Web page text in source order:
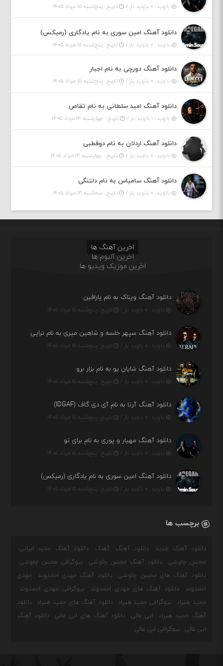
بازدید : ۰ بازدید بار / تاریخ : پنج‌شنبه ۱۵ مرداد ۱۴۰۵
دانلود آهنگ امین سوری به نام یادگاری (رمیکس)
بازدید : ۰ بازدید بار / تاریخ : پنج‌شنبه ۱۵ مرداد ۱۴۰۵
دانلود آهنگ دورچی به نام اجبار
بازدید : ۰ بازدید بار / تاریخ : پنج‌شنبه ۱۵ مرداد ۱۴۰۵
دانلود آهنگ امید سلطانی به نام تقاص
بازدید : ۱ بازدید بار / تاریخ : چهارشنبه ۱۴ مرداد ۱۴۰۵
دانلود آهنگ اردلان به نام دوقطبی
بازدید : ۰ بازدید بار / تاریخ : چهارشنبه ۱۴ مرداد ۱۴۰۵
دانلود آهنگ سامیاس به نام دلتنگی
بازدید : ۰ بازدید بار / تاریخ : سه‌شنبه ۱۳ مرداد ۱۴۰۵
اخرین آهنگ ها
اخرین آلبوم ها
اخرین موزیک ویدیو ها
دانلود آهنگ ویناک به نام پارافین
بازدید : ۰ بازدید بار / تاریخ : پنج‌شنبه ۱۵ مرداد ۱۴۰۵
دانلود آهنگ سپهر خلسه و شاهین میری به نام تراپی
بازدید : ۰ بازدید بار / تاریخ : پنج‌شنبه ۱۵ مرداد ۱۴۰۵
دانلود آهنگ شایان یو به نام بزار برو
بازدید : ۰ بازدید بار / تاریخ : پنج‌شنبه ۱۵ مرداد ۱۴۰۵
دانلود آهنگ آرتا به نام آی دی گاف (IDGAF)
بازدید : ۰ بازدید بار / تاریخ : پنج‌شنبه ۱۵ مرداد ۱۴۰۵
دانلود آهنگ مهیار و پوری به نام برای تو
بازدید : ۰ بازدید بار / تاریخ : پنج‌شنبه ۱۵ مرداد ۱۴۰۵
دانلود آهنگ امین سوری به نام یادگاری (رمیکس)
بازدید : ۰ بازدید بار / تاریخ : پنج‌شنبه ۱۵ مرداد ۱۴۰۵
برچسب ها
دانلود آهنگ جدید دانلود آهنگ آهنگ
دانلود آهنگ جدید ایرانی
محسن چاوشی
دانلود آهنگ محسن چاوشی
بیوگرافی محسن چاوشی
دانلود آهنگ های محسن چاوشی
دانلود آهنگ مهدی احمدوند
مهدی
احمدوند
دانلود آهنگ های مهدی احمدوند
بیوگرافی مهدی احمدوند
حمید هیراد
بیوگرافی حمید هیراد دانلود آهنگ های حمید هیراد
دانلود
آهنگ حمید هیراد
ابی عالی دانلود آهنگ های ابی عالی
دانلود آهنگ
ابی عالی
بیوگرافی ابی عالی